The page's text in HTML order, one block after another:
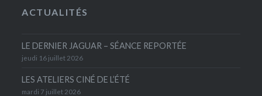
ACTUALITÉS
LE DERNIER JAGUAR – SÉANCE REPORTÉE
jeudi 16 juillet 2026
LES ATELIERS CINÉ DE L’ÉTÉ
mardi 7 juillet 2026